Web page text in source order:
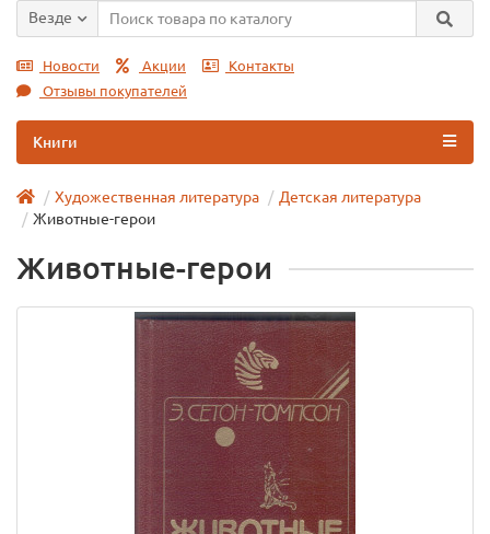
Везде
Новости Акции
Контакты
Отзывы покупателей
Книги
Художественная литература
Детская литература
Животные-герои
Животные-герои